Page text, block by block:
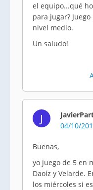
el equipo...qué
para jugar?
nivel medio.
Un saludo!
J
04/10/
Buenas,
yo juego de 5 en
Daoíz y Velarde.
los miércoles si